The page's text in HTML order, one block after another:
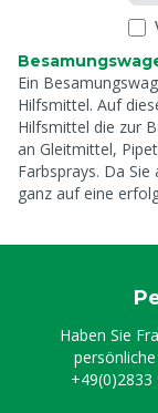
Ein
Hilfsmittel. Auf
Hilfsmittel die zur
an Gleitmittel,
Farbsprays. Da
ganz auf eine
Haben Sie
+49(0)2833